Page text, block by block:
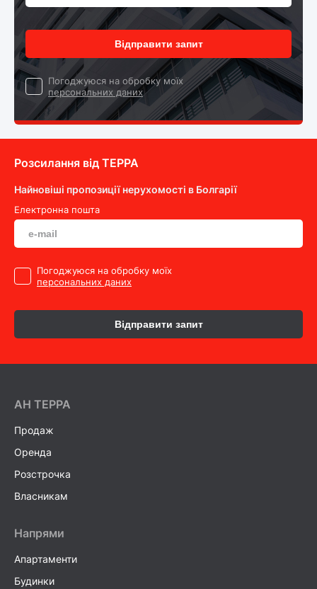
Відправити запит
Погоджуюся на обробку моїх
персональних даних
Розсилання від ТEPPA
Найновіші пропозиції нерухомості в Болгарії
Електронна пошта
Погоджуюся на обробку моїх
персональних даних
Відправити запит
AH ТEPPA
Продаж
Оренда
Розстрочка
Власникам
Напрями
Апартаменти
Будинки